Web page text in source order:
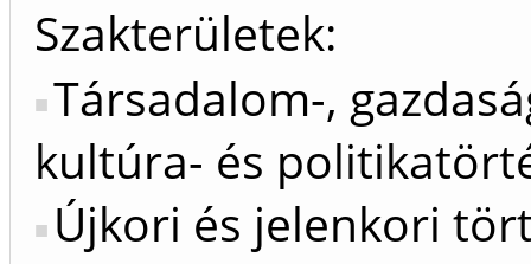
Szakterületek:
Társadalom-,
kultúra- és
Újkori és jelenkori